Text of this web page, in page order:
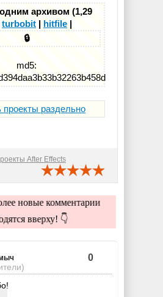
архивом (1,29
turbobit | hitfile |
🔒
md5:
проекты раздельно
After Effects
новые комментарии
вверху! 👇
0